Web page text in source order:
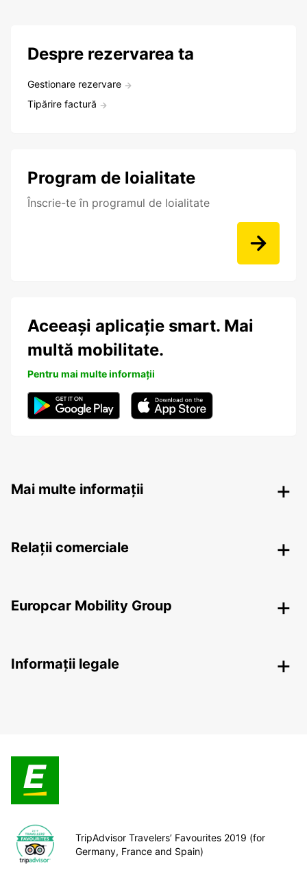
Despre rezervarea ta
Gestionare rezervare
Tipărire factură
Program de loialitate
Înscrie-te în programul de loialitate
Aceeași aplicație smart. Mai
multă mobilitate.
Pentru mai multe informații
Mai multe informații
Relații comerciale
Europcar Mobility Group
Informații legale
TripAdvisor Travelers’ Favourites 2019 (for
Germany, France and Spain)